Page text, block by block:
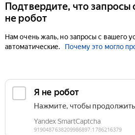
Подтвердите, что запросы
не робот
Нам очень жаль, но запросы с вашего
автоматические.
Почему это могло